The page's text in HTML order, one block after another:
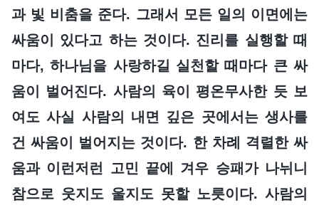
과 빛 비춤을 준다. 그래서 모든 일의 이면에는
싸움이 있다고 하는 것이다. 진리를 실행할 때
마다, 하나님을 사랑하길 실천할 때마다 큰 싸
움이 벌어진다. 사람의 육이 평온무사한 듯 보
여도 사실 사람의 내면 깊은 곳에서는 생사를
건 싸움이 벌어지는 것이다. 한 차례 격렬한 싸
움과 이런저런 고민 끝에 겨우 승패가 나뉘니
참으로 웃지도 울지도 못할 노릇이다. 사람의